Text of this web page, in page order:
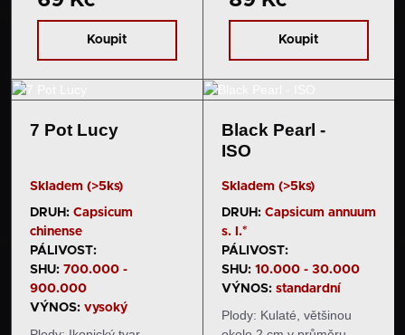
barvy. Chuť a pal: Plody
jsou vyhledávané pro svou
úžasnou sladkou…
Koupit
oranžové barvy.​ Chuť a
pal: Plody mají sladkou,
ovocnou, květinovou…
Koupit
7 Pot Lucy
Skladem (>5ks)
DRUH: Capsicum
chinense
PÁLIVOST:
SHU: 700.000 -
900.000
VÝNOS: vysoký
Black Pearl -
ISO
Skladem (>5ks)
DRUH: Capsicum annuum
s. l.*
PÁLIVOST:
SHU: 10.000 - 30.000
VÝNOS: standardní
Plody: Kulaté, většinou